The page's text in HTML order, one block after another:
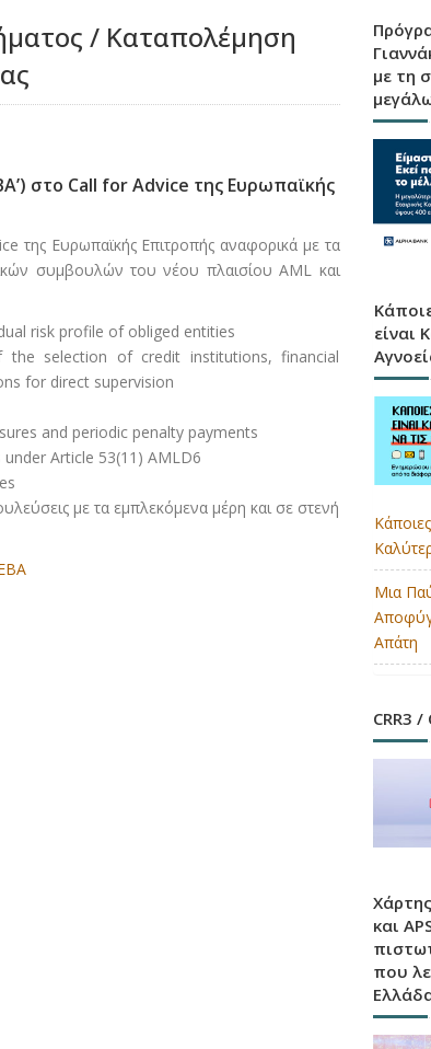
/ Καταπολέμηση
στο Call for Advice της Ευρωπαϊκής
της Ευρωπαϊκής Επιτροπής αναφορικά με τα
συμβουλών του νέου πλαισίου AML και
risk profile of obliged entities
selection of credit institutions, financial
for direct supervision
and periodic penalty payments
Article 53(11) AMLD6
με τα εμπλεκόμενα μέρη και σε στενή
με τη
είναι
Μια
Απάτη
CRR3 /
και
που